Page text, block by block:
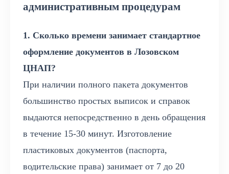
административным процедурам
1. Сколько времени занимает стандартное
оформление документов в Лозовском
ЦНАП?
При наличии полного пакета документов
большинство простых выписок и справок
выдаются непосредственно в день обращения
в течение 15-30 минут. Изготовление
пластиковых документов (паспорта,
водительские права) занимает от 7 до 20